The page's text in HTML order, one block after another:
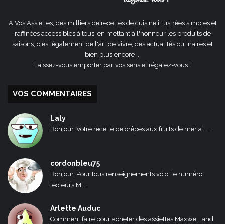
A Vos Assiettes, des milliers de recettes de cuisine illustrées simples et
raffinées accessibles à tous, en mettant à l'honneur les produits de
saisons, c'est également de l'art de vivre, des actualités culinaires et
bien plus encore ...
Laissez-vous emporter par vos sens et régalez-vous !
VOS COMMENTAIRES
Laly
Bonjour, Votre recette de crêpes aux fruits de mer a l...
cordonbleu75
Bonjour, Pour tous renseignements voici le numéro
lecteurs M...
Arlette Auduc
Comment faire pour acheter des assiettes Maxwell and